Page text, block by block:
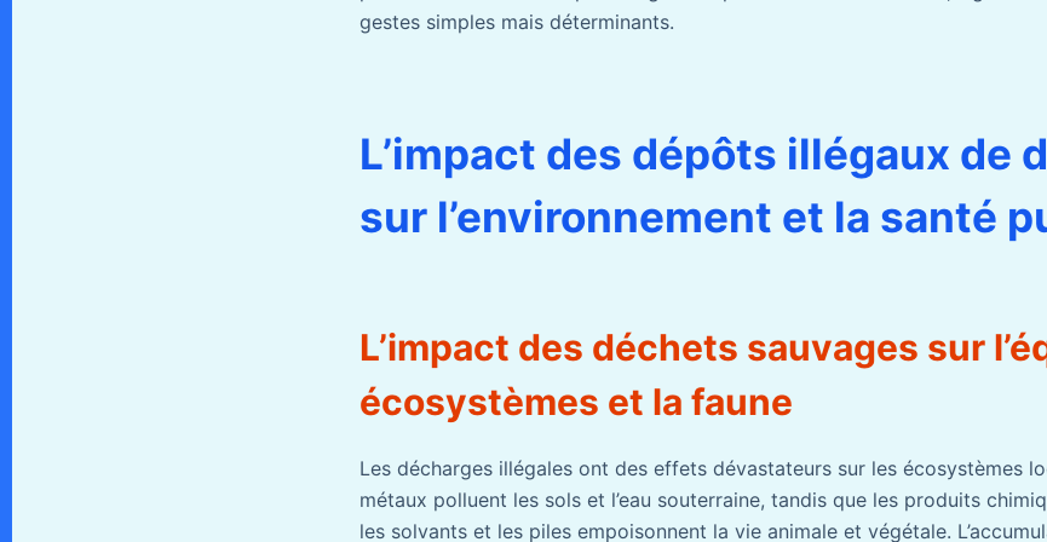
gestes simples mais déterminants.
L’impact des dépôts illégaux de
sur l’environnement et la santé
L’impact des déchets sauvages sur
écosystèmes et la faune
Les décharges illégales ont des effets dévastateurs sur les écosystèmes
métaux polluent les sols et l’eau souterraine, tandis que les produits
les solvants et les piles empoisonnent la vie animale et végétale.